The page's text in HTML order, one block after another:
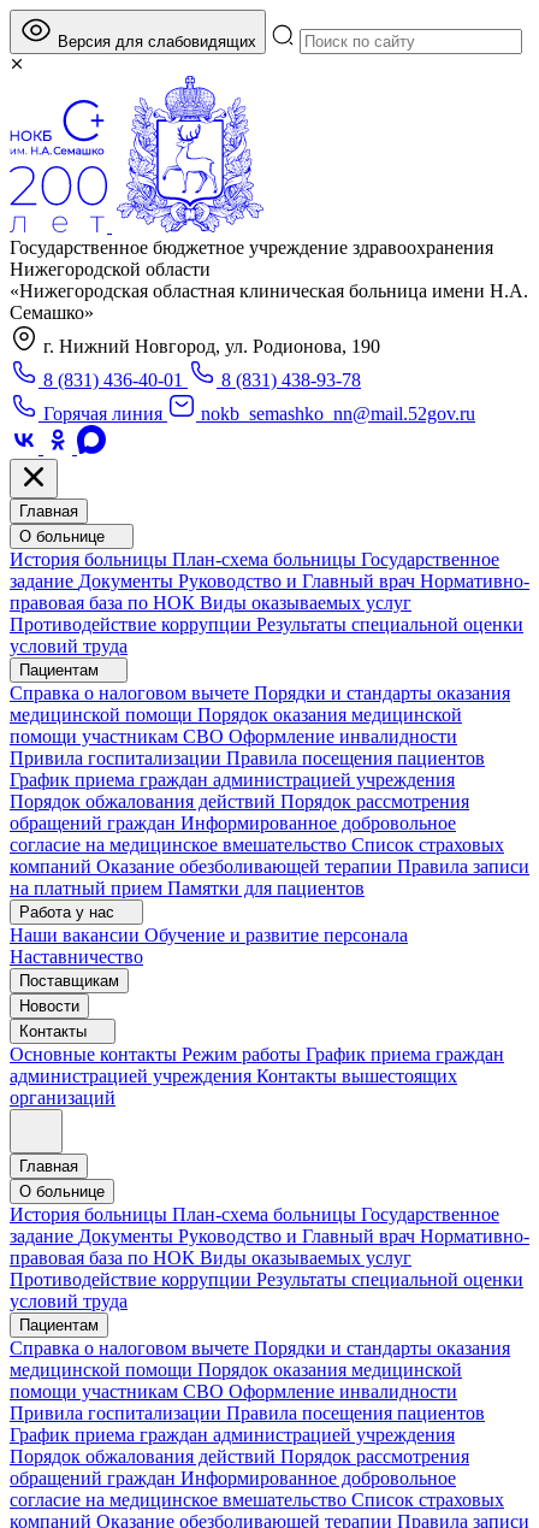
Версия для слабовидящих
Государственное бюджетное учреждение здравоохранения
Нижегородской области
«Нижегородская областная клиническая больница имени Н.А.
Семашко»
г. Нижний Новгород, ул. Родионова, 190
8 (831) 436-40-01
8 (831) 438-93-78
Горячая линия
nokb_semashko_nn@mail.52gov.ru
Главная
О больнице
История больницы План-схема больницы Государственное
задание Документы Руководство и Главный врач Нормативно-
правовая база по НОК Виды оказываемых услуг
Противодействие коррупции Результаты специальной оценки
условий труда
Пациентам
Справка о налоговом вычете Порядки и стандарты оказания
медицинской помощи Порядок оказания медицинской
помощи участникам СВО Оформление инвалидности
Привила госпитализации Правила посещения пациентов
График приема граждан администрацией учреждения
Порядок обжалования действий Порядок рассмотрения
обращений граждан Информированное добровольное
согласие на медицинское вмешательство Список страховых
компаний Оказание обезболивающей терапии Правила записи
на платный прием Памятки для пациентов
Работа у нас
Наши вакансии Обучение и развитие персонала
Наставничество
Поставщикам
Новости
Контакты
Основные контакты Режим работы График приема граждан
администрацией учреждения Контакты вышестоящих
организаций
Главная
О больнице
История больницы План-схема больницы Государственное
задание Документы Руководство и Главный врач Нормативно-
правовая база по НОК Виды оказываемых услуг
Противодействие коррупции Результаты специальной оценки
условий труда
Пациентам
Справка о налоговом вычете Порядки и стандарты оказания
медицинской помощи Порядок оказания медицинской
помощи участникам СВО Оформление инвалидности
Привила госпитализации Правила посещения пациентов
График приема граждан администрацией учреждения
Порядок обжалования действий Порядок рассмотрения
обращений граждан Информированное добровольное
согласие на медицинское вмешательство Список страховых
компаний Оказание обезболивающей терапии Правила записи